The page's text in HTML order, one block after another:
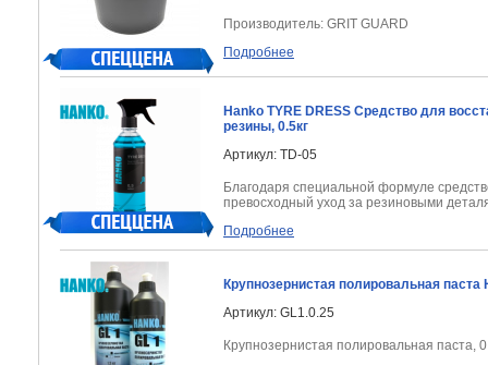
Производитель: GRIT GUARD
Подробнее
Hanko TYRE DRESS Средство для
резины, 0.5кг
Артикул: TD-05
Благодаря специальной формуле
превосходный уход за резиновыми
Подробнее
Крупнозернистая полировальная паста
Артикул: GL1.0.25
Крупнозернистая полировальная паста,